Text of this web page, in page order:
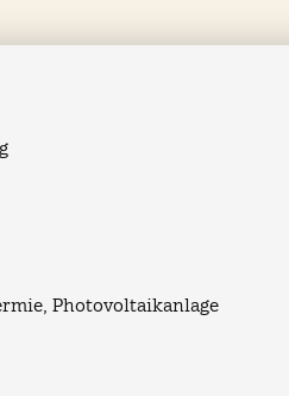
Photovoltaikanlage